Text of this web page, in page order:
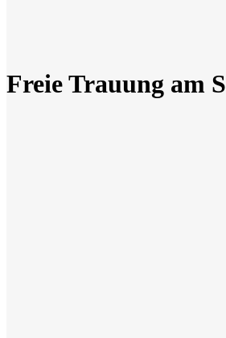
Freie Trauung am